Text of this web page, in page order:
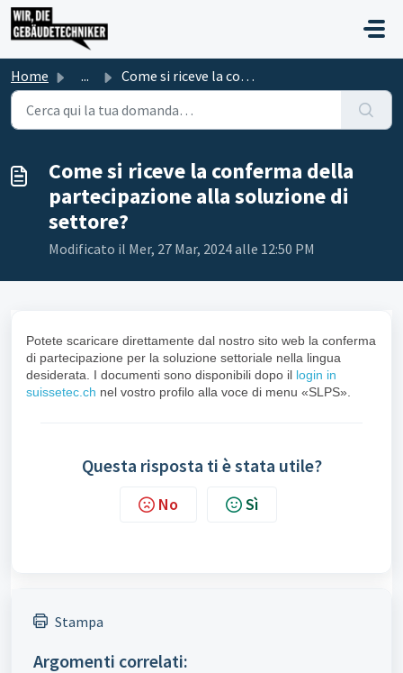
Salta al contenuto principale
Home ... Come si riceve la conferma della partecipazione alla solu...
Come si riceve la conferma della
partecipazione alla soluzione di
settore?
Modificato il Mer, 27 Mar, 2024 alle 12:50 PM
Potete scaricare direttamente dal nostro sito web la conferma
di partecipazione per la soluzione settoriale nella lingua
desiderata. I documenti sono disponibili dopo il login in
suissetec.ch nel vostro profilo alla voce di menu «SLPS».
Questa risposta ti è stata utile?
No Sì
Stampa
Argomenti correlati: